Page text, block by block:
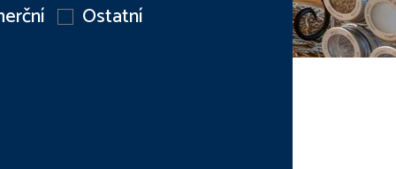
Ostatní